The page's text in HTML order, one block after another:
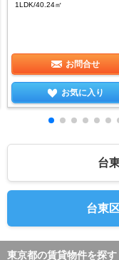
1LDK/40.24㎡
お問合せ
お気に入り
台
台東
東京都の賃貸物件を探す